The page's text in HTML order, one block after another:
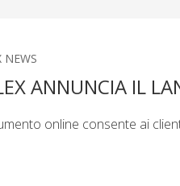
NEWS
ANNUNCIA IL
online consente ai